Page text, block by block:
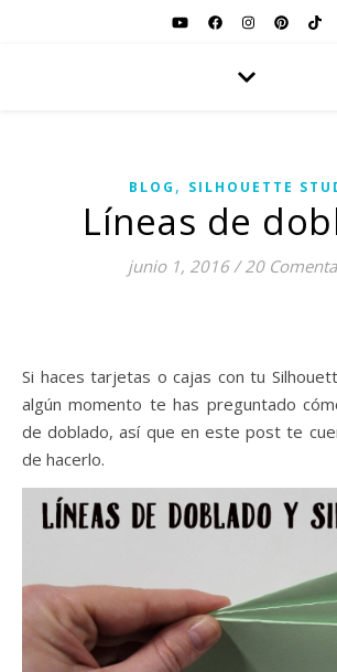
BLOG , SILHOUETTE
Líneas de
junio 1, 2016 / 20
Si haces tarjetas o cajas con tu
algún momento te has preguntado
de doblado, así que en este post te
de hacerlo.